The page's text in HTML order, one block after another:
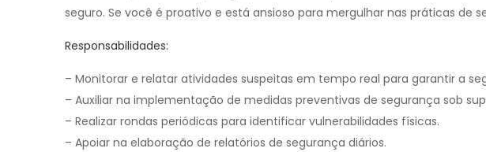
seguro. Se você é proativo e está ansioso para mergulhar nas práticas de
Responsabilidades:
– Monitorar e relatar atividades suspeitas em tempo real para garantir a
– Auxiliar na implementação de medidas preventivas de segurança sob
– Realizar rondas periódicas para identificar vulnerabilidades físicas.
– Apoiar na elaboração de relatórios de segurança diários.